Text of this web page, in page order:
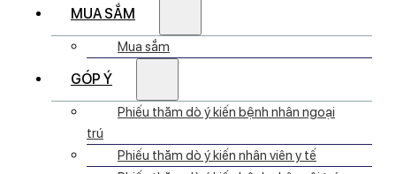
MUA SẮM
Mua sắm
GÓP Ý
Phiếu thăm dò ý kiến bệnh nhân ngoại
trú
Phiếu thăm dò ý kiến nhân viên y tế